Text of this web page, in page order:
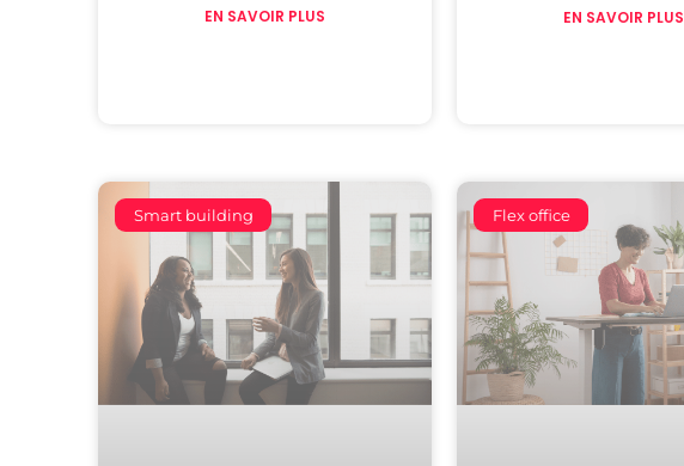
EN SAVOIR PLUS EN SAVOIR PLUS
Smart building Flex office